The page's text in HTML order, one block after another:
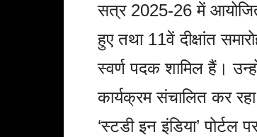
सत्र 2025-26 में आयोजित
हुए तथा 11वें दीक्षांत
स्वर्ण पदक शामिल हैं।
कार्यक्रम संचालित कर
‘स्टडी इन इंडिया’ पोर्टल